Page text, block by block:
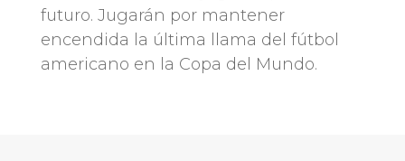
futuro. Jugarán por mantener
encendida la última llama del fútbol
americano en la Copa del Mundo.